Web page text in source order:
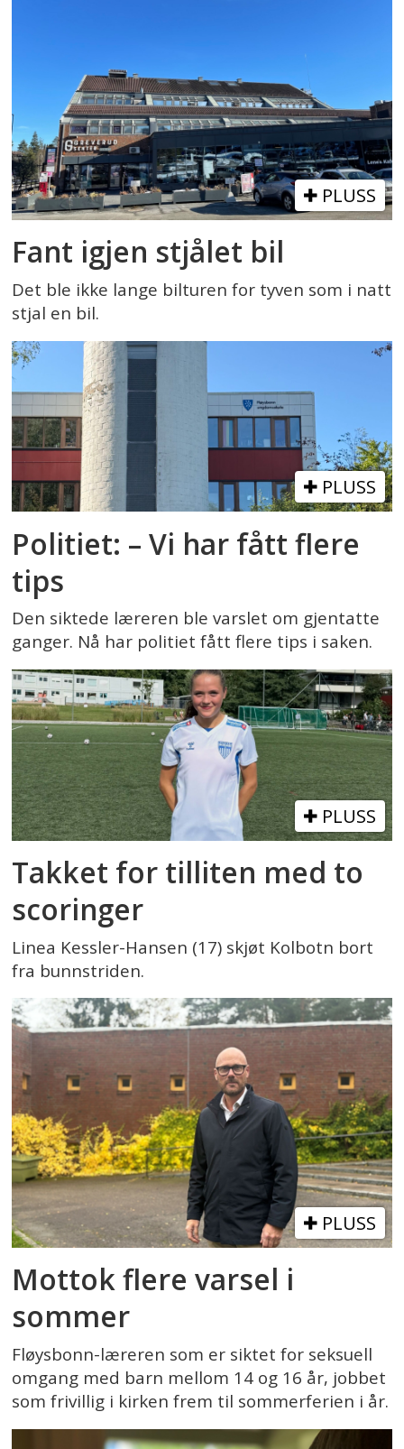
PLUSS
Fant igjen stjålet bil
Det ble ikke lange bilturen for tyven som i natt
stjal en bil.
PLUSS
Politiet: – Vi har fått flere
tips
Den siktede læreren ble varslet om gjentatte
ganger. Nå har politiet fått flere tips i saken.
PLUSS
Takket for tilliten med to
scoringer
Linea Kessler-Hansen (17) skjøt Kolbotn bort
fra bunnstriden.
PLUSS
Mottok flere varsel i
sommer
Fløysbonn-læreren som er siktet for seksuell
omgang med barn mellom 14 og 16 år, jobbet
som frivillig i kirken frem til sommerferien i år.